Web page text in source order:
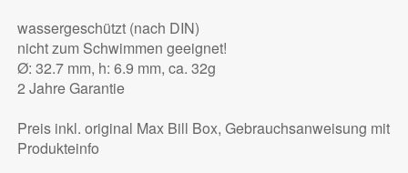
wassergeschützt (nach DIN)
nicht zum Schwimmen geeignet!
Ø: 32.7 mm, h: 6.9 mm, ca. 32g
2 Jahre Garantie
Preis inkl. original Max Bill Box, Gebrauchsanweisung mit
Produkteinfo